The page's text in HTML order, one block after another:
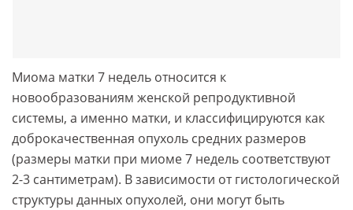
Миома матки 7 недель относится к
новообразованиям женской репродуктивной
системы, а именно матки, и классифицируются как
доброкачественная опухоль средних размеров
(размеры матки при миоме 7 недель соответствуют
2-3 сантиметрам). В зависимости от гистологической
структуры данных опухолей, они могут быть